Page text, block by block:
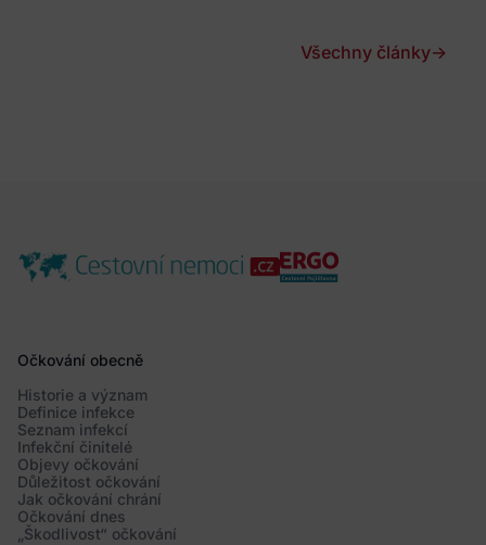
Všechny články→
Očkování obecně
Historie a význam
Definice infekce
Seznam infekcí
Infekční činitelé
Objevy očkování
Důležitost očkování
Jak očkování chrání
Očkování dnes
„Škodlivost“ očkování